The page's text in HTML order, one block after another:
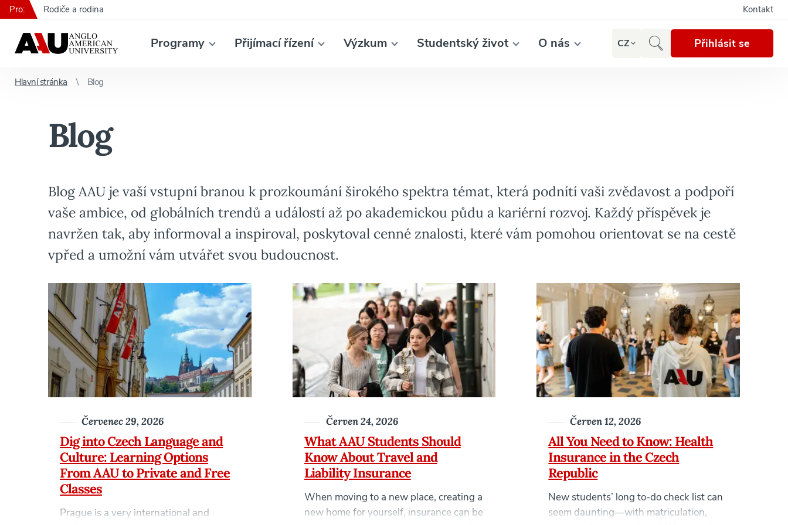
Programy Přijímací řízení Výzkum Studentský život O nás CZ Přihlásit se
Pro: Rodiče a rodina Kontakt
Hlavní stránka Blog
Blog
Blog AAU je vaší vstupní branou k prozkoumání širokého spektra témat, která podnítí vaši zvědavost a podpoří
vaše ambice, od globálních trendů a událostí až po akademickou půdu a kariérní rozvoj. Každý příspěvek je
navržen tak, aby informoval a inspiroval, poskytoval cenné znalosti, které vám pomohou orientovat se na cestě
vpřed a umožní vám utvářet svou budoucnost.
Dig into Czech Language and
Culture: Learning Options
From AAU to Private and Free
Classes
Červenec 29, 2026
Prague is a very international and
What AAU Students Should
Know About Travel and
Liability Insurance
Červen 24, 2026
When moving to a new place, creating a
new home for yourself, insurance can be
All You Need to Know: Health
Insurance in the Czech
Republic
Červen 12, 2026
New students’ long to-do check list can
seem daunting—with matriculation,